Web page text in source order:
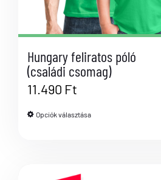
Hungary feliratos póló
(családi csomag)
11.490 Ft
Opciók választása